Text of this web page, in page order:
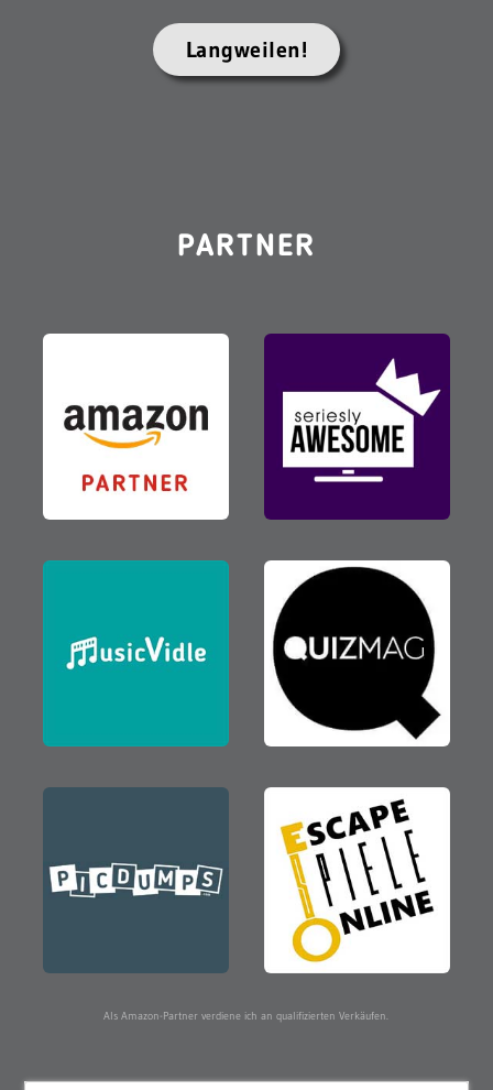
Langweilen!
PARTNER
Als Amazon-Partner verdiene ich an qualifizierten Verkäufen.